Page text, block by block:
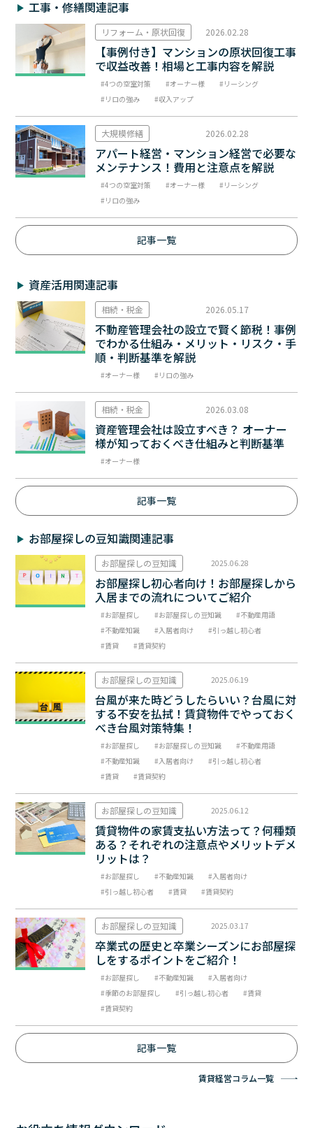
工事・修繕関連記事
リフォーム・原状回復 2026.02.28
【事例付き】マンションの原状回復工事
で収益改善！相場と工事内容を解説
4つの空室対策 オーナー様
リーシング
リロの強み
収入アップ
大規模修繕 2026.02.28
アパート経営・マンション経営で必要な
メンテナンス！費用と注意点を解説
4つの空室対策 オーナー様
リーシング
リロの強み
記事一覧
資産活用関連記事
相続・税金 2026.05.17
不動産管理会社の設立で賢く節税！事例
でわかる仕組み・メリット・リスク・手
順・判断基準を解説
オーナー様 リロの強み
相続・税金 2026.03.08
資産管理会社は設立すべき？ オーナー
様が知っておくべき仕組みと判断基準
オーナー様
記事一覧
お部屋探しの豆知識関連記事
お部屋探しの豆知識 2025.06.28
お部屋探し初心者向け！お部屋探しから
入居までの流れについてご紹介
お部屋探し お部屋探しの豆知識
不動産用語
不動産知識
入居者向け
引っ越し初心者
賃貸
賃貸契約
お部屋探しの豆知識 2025.06.19
台風が来た時どうしたらいい？台風に対
する不安を払拭！賃貸物件でやっておく
べき台風対策特集！
お部屋探し お部屋探しの豆知識
不動産用語
不動産知識
入居者向け
引っ越し初心者
賃貸
賃貸契約
お部屋探しの豆知識 2025.06.12
賃貸物件の家賃支払い方法って？何種類
ある？それぞれの注意点やメリットデメ
リットは？
お部屋探し 不動産知識
入居者向け
引っ越し初心者
賃貸 賃貸契約
お部屋探しの豆知識 2025.03.17
卒業式の歴史と卒業シーズンにお部屋探
しをするポイントをご紹介！
お部屋探し 不動産知識
入居者向け
季節のお部屋探し
引っ越し初心者
賃貸
賃貸契約
記事一覧
賃貸経営コラム一覧